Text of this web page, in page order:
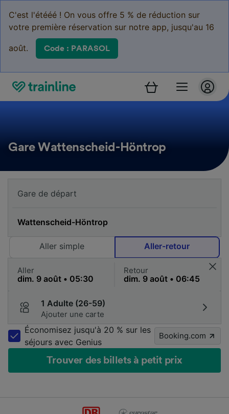
C'est l'étééé ! On vous offre 5 % de réduction sur
votre première réservation sur notre app, jusqu'au 16
août. Code : PARASOL
Gare Wattenscheid-Höntrop
Aller simple Aller-retour
Aller Retour
1 Adulte (26-59)
Ajouter une carte
Économisez jusqu'à 20 % sur les
séjours avec Genius
Booking.com
Trouver des billets à petit prix